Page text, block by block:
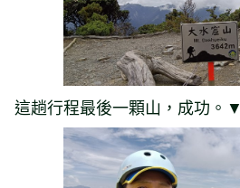
這趟行程最後一顆山，成功。▼